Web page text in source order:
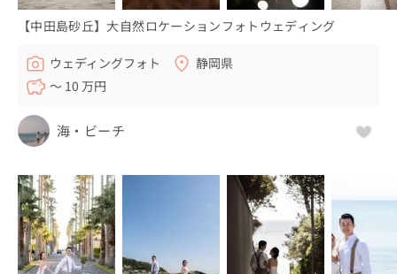
【中田島砂丘】大自然ロケーションフォトウェディング
ウェディングフォト
静岡県
〜 10 万円
海・ビーチ